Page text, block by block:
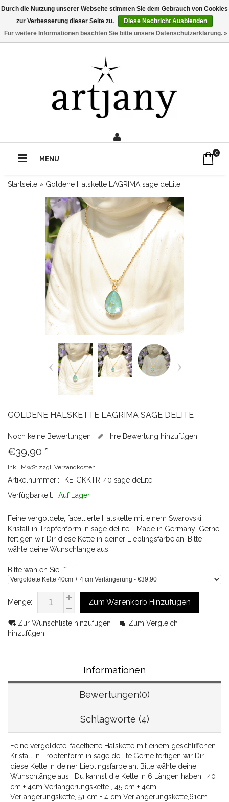
Rufe uns an:0211 - 210 310 2
MENU
0
Startseite » Goldene Halskette LAGRIMA sage deLite
GOLDENE HALSKETTE LAGRIMA SAGE DELITE
Noch keine Bewertungen Ihre Bewertung hinzufügen
€39,90 *
Inkl. MwSt.zzgl. Versandkosten
Artikelnummer::
KE-GKKTR-40 sage deLite
Verfügbarkeit:
Auf Lager
Feine vergoldete, facettierte Halskette mit einem Swarovski
Kristall in Tropfenform in sage deLite - Made in Germany! Gerne
fertigen wir Dir diese Kette in deiner Lieblingsfarbe an. Bitte
wähle deine Wunschlänge aus.
Bitte wählen Sie: *
Menge: Zum Warenkorb Hinzufügen
Zur Wunschliste hinzufügen
Zum Vergleich
hinzufügen
Informationen
Bewertungen(0)
Schlagworte (4)
Feine vergoldete, facettierte Halskette mit einem geschliffenen
Kristall in Tropfenform in sage deLite.Gerne fertigen wir Dir
diese Kette in deiner Lieblingsfarbe an. Bitte wähle deine
Wunschlänge aus. Du kannst die Kette in 6 Längen haben : 40
cm + 4cm Verlängerungskette , 45 cm + 4cm
Verlängerungskette, 51 cm + 4 cm Verlängerungskette,61cm
Durch die Nutzung unserer Webseite stimmen Sie dem Gebrauch von Cookies
zur Verbesserung dieser Seite zu.
Diese Nachricht Ausblenden
Für weitere Informationen beachten Sie bitte unsere Datenschutzerklärung. »